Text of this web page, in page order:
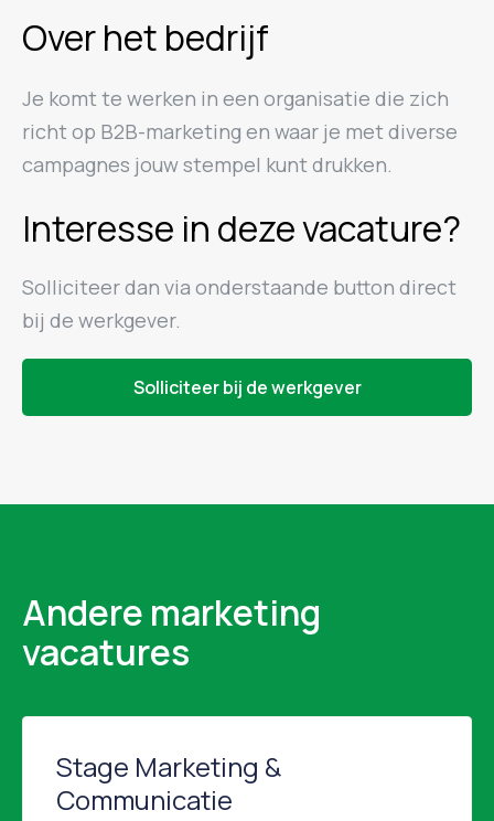
Over het bedrijf
Je komt te werken in een organisatie die zich
richt op B2B-marketing en waar je met diverse
campagnes jouw stempel kunt drukken.
Interesse in deze vacature?
Solliciteer dan via onderstaande button direct
bij de werkgever.
Solliciteer bij de werkgever
Andere marketing
vacatures
Stage Marketing &
Communicatie